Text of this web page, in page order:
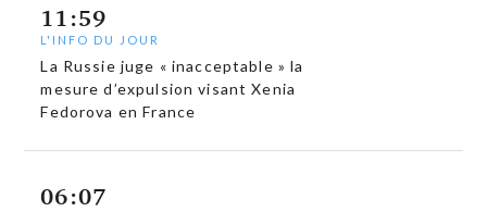
11:59
L'INFO DU JOUR
La Russie juge « inacceptable » la
mesure d’expulsion visant Xenia
Fedorova en France
06:07